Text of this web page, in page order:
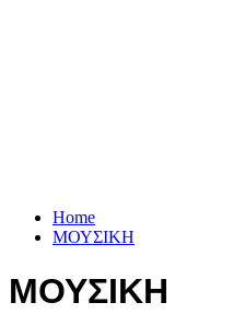
Home
ΜΟΥΣΙΚΗ
ΜΟΥΣΙΚΗ